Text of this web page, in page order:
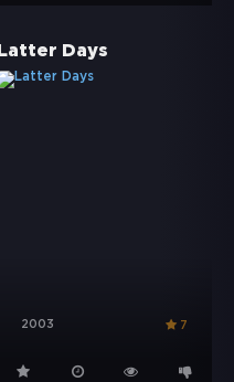
Latter Days
2003 7